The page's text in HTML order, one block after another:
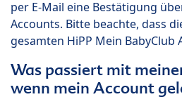
per E-Mail eine Bestätigung
Accounts. Bitte beachte, dass
gesamten HiPP Mein
Was passiert mit
wenn mein Account